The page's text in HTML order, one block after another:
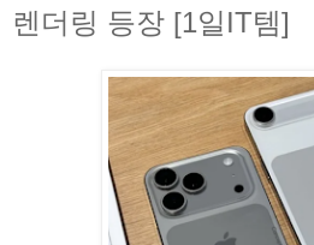
렌더링 등장 [1일IT템]